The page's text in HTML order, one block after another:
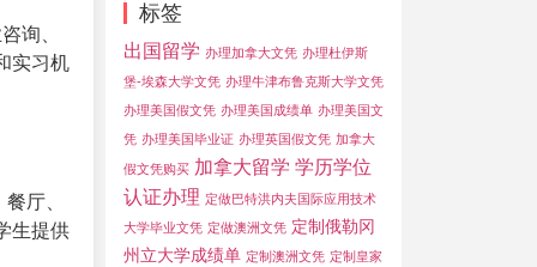
询、
实习机
厅、
生提供
标签
出国留学 办理加拿大文凭 办理杜伊斯
堡-埃森大学文凭 办理牛津布鲁克斯大学文凭
办理美国假文凭 办理美国成绩单 办理美国文
凭 办理美国毕业证 办理英国假文凭 加拿大
假文凭购买 加拿大留学 学历学位
认证办理 定做巴特洪内夫国际应用技术
大学毕业文凭 定做澳洲文凭 定制俄勒冈
州立大学成绩单 定制澳洲文凭 定制皇家